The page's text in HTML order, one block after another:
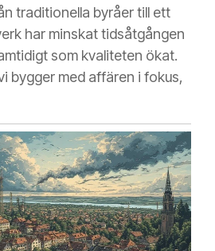
traditionella byråer till ett
har minskat tidsåtgången
som kvaliteten ökat.
bygger med affären i fokus,